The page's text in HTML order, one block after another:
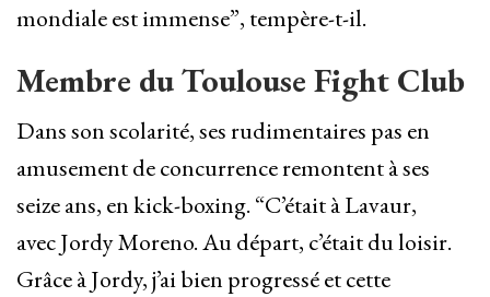
mondiale est immense”, tempère-t-il.
Membre du Toulouse Fight Club
Dans son scolarité, ses rudimentaires pas en
amusement de concurrence remontent à ses
seize ans, en kick-boxing. “C’était à Lavaur,
avec Jordy Moreno. Au départ, c’était du loisir.
Grâce à Jordy, j’ai bien progressé et cette